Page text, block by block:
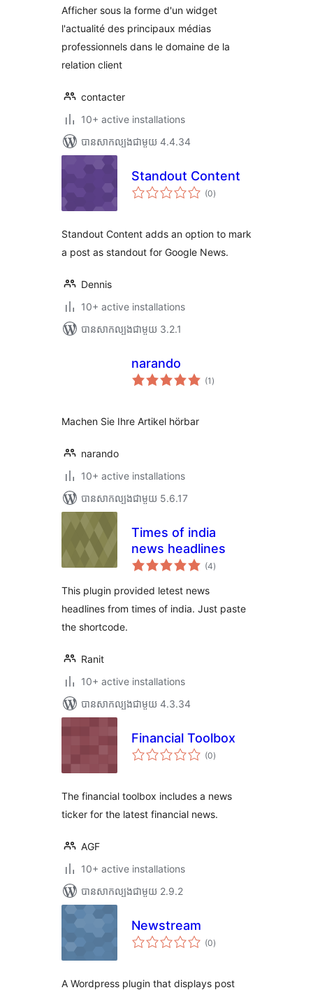
សរុប
Afficher sous la forme d'un widget
l'actualité des principaux médias
professionnels dans le domaine de la
relation client
contacter
10+ active installations
បាន​សាកល្បង​ជាមួយ 4.4.34
Standout Content
(0ការ
វាយ
)
Standout Content adds an option to mark
a post as standout for Google News.
Dennis
10+ active installations
បាន​សាកល្បង​ជាមួយ 3.2.1
narando
(1 ការ
វាយ
)
Machen Sie Ihre Artikel hörbar
narando
10+ active installations
បាន​សាកល្បង​ជាមួយ 5.6.17
Times of india
news headlines
(4ការ
វាយ
)
This plugin provided letest news
headlines from times of india. Just paste
the shortcode.
Ranit
10+ active installations
បាន​សាកល្បង​ជាមួយ 4.3.34
Financial Toolbox
(0ការ
វាយ
)
The financial toolbox includes a news
ticker for the latest financial news.
AGF
10+ active installations
បាន​សាកល្បង​ជាមួយ 2.9.2
Newstream
(0ការ
វាយ
)
A Wordpress plugin that displays post